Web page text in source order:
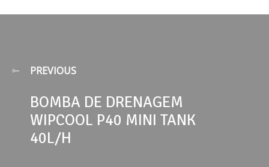
PREVIOUS
BOMBA DE DRENAGEM
WIPCOOL P40 MINI TANK
40L/H